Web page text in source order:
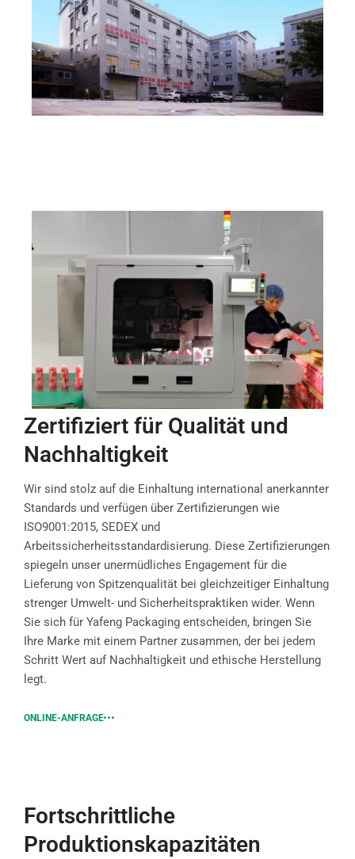
Zertifiziert für Qualität und
Nachhaltigkeit
Wir sind stolz auf die Einhaltung international anerkannter
Standards und verfügen über Zertifizierungen wie
ISO9001:2015, SEDEX und
Arbeitssicherheitsstandardisierung. Diese Zertifizierungen
spiegeln unser unermüdliches Engagement für die
Lieferung von Spitzenqualität bei gleichzeitiger Einhaltung
strenger Umwelt- und Sicherheitspraktiken wider. Wenn
Sie sich für Yafeng Packaging entscheiden, bringen Sie
Ihre Marke mit einem Partner zusammen, der bei jedem
Schritt Wert auf Nachhaltigkeit und ethische Herstellung
legt.
ONLINE-ANFRAGE
Fortschrittliche
Produktionskapazitäten